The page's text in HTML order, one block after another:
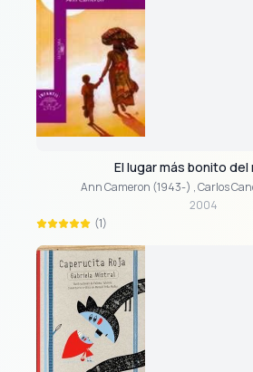
El lugar más bonito del
Ann Cameron (1943-) ,Carlos
2004
(1)